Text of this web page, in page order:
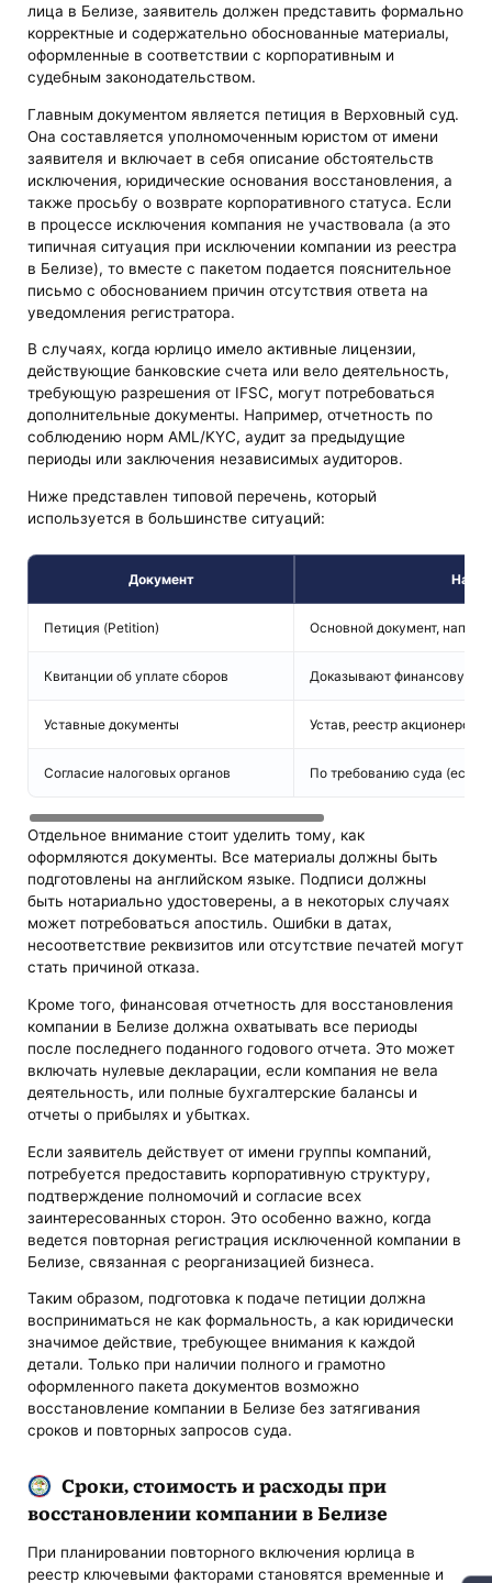
лица в Белизе, заявитель должен представить формально
корректные и содержательно обоснованные материалы,
оформленные в соответствии с корпоративным и
судебным законодательством.
Главным документом является петиция в Верховный суд.
Она составляется уполномоченным юристом от имени
заявителя и включает в себя описание обстоятельств
исключения, юридические основания восстановления, а
также просьбу о возврате корпоративного статуса. Если
в процессе исключения компания не участвовала (а это
типичная ситуация при исключении компании из реестра
в Белизе), то вместе с пакетом подается пояснительное
письмо с обоснованием причин отсутствия ответа на
уведомления регистратора.
В случаях, когда юрлицо имело активные лицензии,
действующие банковские счета или вело деятельность,
требующую разрешения от IFSC, могут потребоваться
дополнительные документы. Например, отчетность по
соблюдению норм AML/KYC, аудит за предыдущие
периоды или заключения независимых аудиторов.
Ниже представлен типовой перечень, который
используется в большинстве ситуаций:
Документ
Петиция (Petition) Основной документ,
Квитанции об уплате сборов Доказывают финансовую
Уставные документы Устав, реестр акционеров
Согласие налоговых органов По требованию суда (если
Отдельное внимание стоит уделить тому, как
оформляются документы. Все материалы должны быть
подготовлены на английском языке. Подписи должны
быть нотариально удостоверены, а в некоторых случаях
может потребоваться апостиль. Ошибки в датах,
несоответствие реквизитов или отсутствие печатей могут
стать причиной отказа.
Кроме того, финансовая отчетность для восстановления
компании в Белизе должна охватывать все периоды
после последнего поданного годового отчета. Это может
включать нулевые декларации, если компания не вела
деятельность, или полные бухгалтерские балансы и
отчеты о прибылях и убытках.
Если заявитель действует от имени группы компаний,
потребуется предоставить корпоративную структуру,
подтверждение полномочий и согласие всех
заинтересованных сторон. Это особенно важно, когда
ведется повторная регистрация исключенной компании в
Белизе, связанная с реорганизацией бизнеса.
Таким образом, подготовка к подаче петиции должна
восприниматься не как формальность, а как юридически
значимое действие, требующее внимания к каждой
детали. Только при наличии полного и грамотно
оформленного пакета документов возможно
восстановление компании в Белизе без затягивания
сроков и повторных запросов суда.
Сроки, стоимость и расходы при
восстановлении компании в Белизе
При планировании повторного включения юрлица в
реестр ключевыми факторами становятся временные и